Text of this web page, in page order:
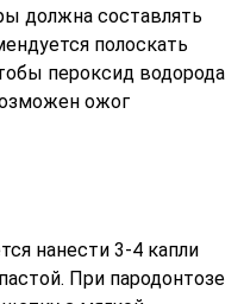
должна составлять
полоскать
пероксид водорода
ожог
нанести 3-4 капли
При пародонтозе